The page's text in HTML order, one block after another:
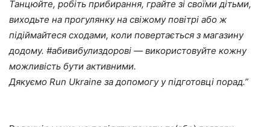
Танцюйте, робіть прибирання, грайте зі своїми дітьми,
виходьте на прогулянку на свіжому повітрі або ж
підіймайтеся сходами, коли повертається з магазину
додому. #абивибулиздорові — використовуйте кожну
можливість бути активними.
Дякуємо Run Ukraine за допомогу у підготовці порад.”